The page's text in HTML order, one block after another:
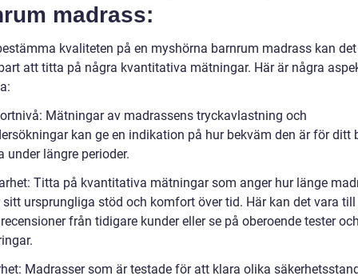
madrass:
kvaliteten på en myshörna barnrum madrass kan
att titta på några kvantitativa mätningar. Här är några
Mätningar av madrassens tryckavlastning och
kan ge en indikation på hur bekväm den är för ditt
under längre perioder.
Titta på kvantitativa mätningar som anger hur länge
sitt ursprungliga stöd och komfort över tid. Här kan det vara
från tidigare kunder eller se på oberoende tester
Madrasser som är testade för att klara olika